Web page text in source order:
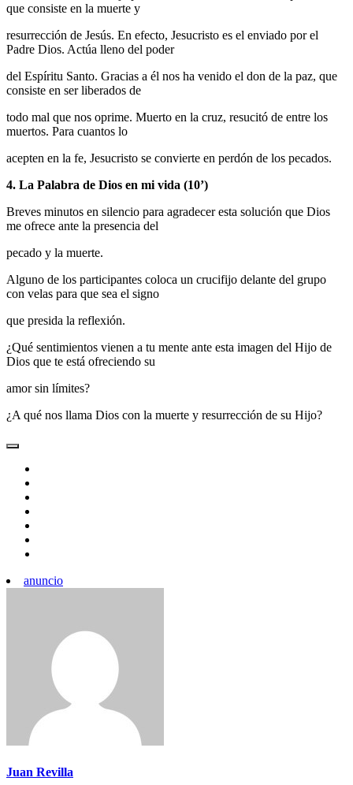
que consiste en la muerte y
resurrección de Jesús. En efecto, Jesucristo es el enviado por el
Padre Dios. Actúa lleno del poder
del Espíritu Santo. Gracias a él nos ha venido el don de la paz, que
consiste en ser liberados de
todo mal que nos oprime. Muerto en la cruz, resucitó de entre los
muertos. Para cuantos lo
acepten en la fe, Jesucristo se convierte en perdón de los pecados.
4. La Palabra de Dios en mi vida (10’)
Breves minutos en silencio para agradecer esta solución que Dios
me ofrece ante la presencia del
pecado y la muerte.
Alguno de los participantes coloca un crucifijo delante del grupo
con velas para que sea el signo
que presida la reflexión.
¿Qué sentimientos vienen a tu mente ante esta imagen del Hijo de
Dios que te está ofreciendo su
amor sin límites?
¿A qué nos llama Dios con la muerte y resurrección de su Hijo?
anuncio
Juan Revilla